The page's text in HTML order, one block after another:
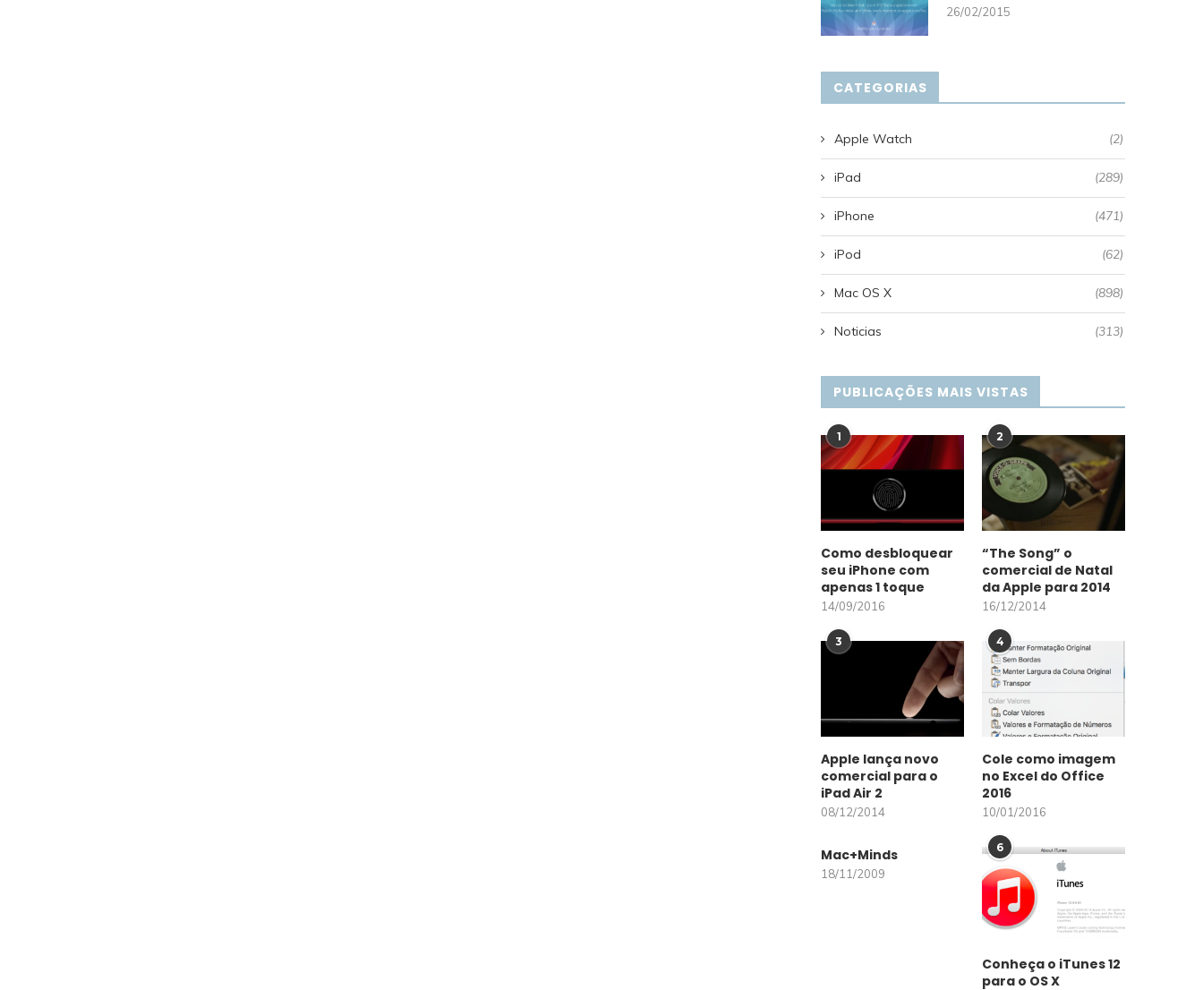
26/02/2015
CATEGORIAS
Apple Watch (2)
iPad (289)
iPhone (471)
iPod (62)
Mac OS X (898)
Noticias (313)
PUBLICAÇÕES MAIS VISTAS
1
Como desbloquear
seu iPhone com
apenas 1 toque
14/09/2016
2
“The Song” o
comercial de Natal
da Apple para 2014
16/12/2014
3
Apple lança novo
comercial para o
iPad Air 2
08/12/2014
4
Cole como imagem
no Excel do Office
2016
10/01/2016
Mac+Minds
18/11/2009
6
Conheça o iTunes 12
para o OS X